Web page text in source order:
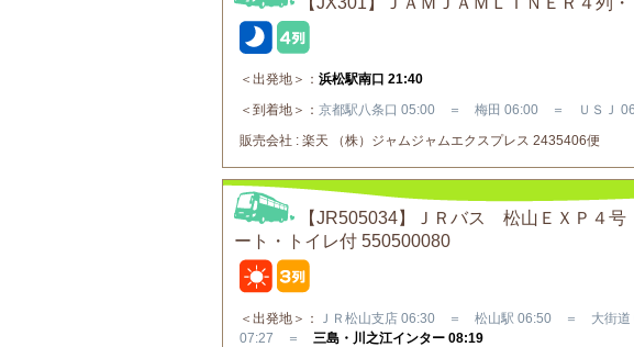
＜出発地＞： 浜松駅南口 21:40
＜到着地＞： 京都駅八条口 05:00 ＝ 梅田 06:00 ＝ ＵＳＪ
販売会社 : 楽天 （株）ジャムジャムエクスプレス 2435406便
【JR505034】ＪＲバス 松山ＥＸＰ４号
ート・トイレ付 550500080
＜出発地＞：
ＪＲ松山支店 06:30 ＝ 松山駅 06:50 ＝ 大街
07:27 ＝ 三島・川之江インター 08:19